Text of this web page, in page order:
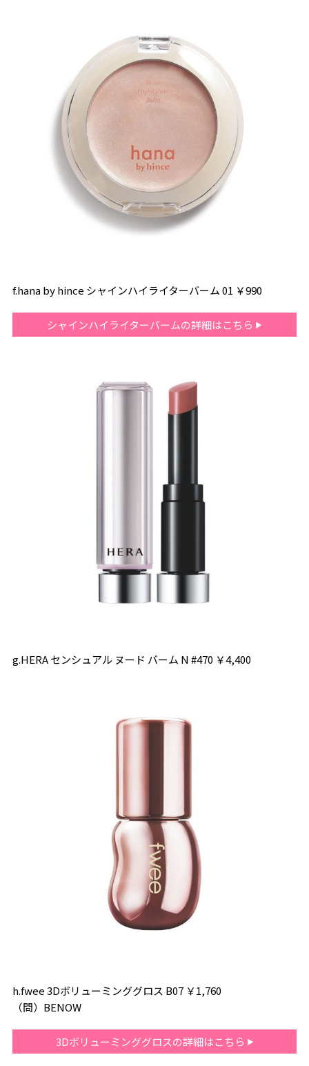
f.hana by hince シャインハイライターバーム 01 ￥990
シャインハイライターバームの詳細はこちら
g.HERA センシュアル ヌード バーム N #470 ￥4,400
h.fwee 3Dボリューミンググロス B07 ￥1,760
（問）BENOW
3Dボリューミンググロスの詳細はこちら